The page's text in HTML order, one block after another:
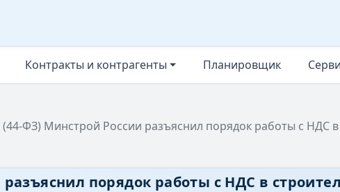
Контракты и контрагенты Планировщик
(44-ФЗ) Минстрой России разъяснил порядок работы с НДС в
порядок работы с НДС в